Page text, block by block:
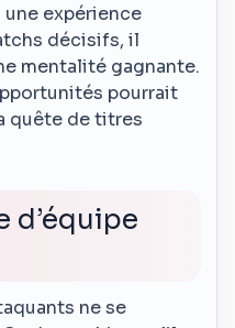
expérience
décisifs, il
mentalité gagnante.
pourrait
quête de titres
d’équipe
ne se